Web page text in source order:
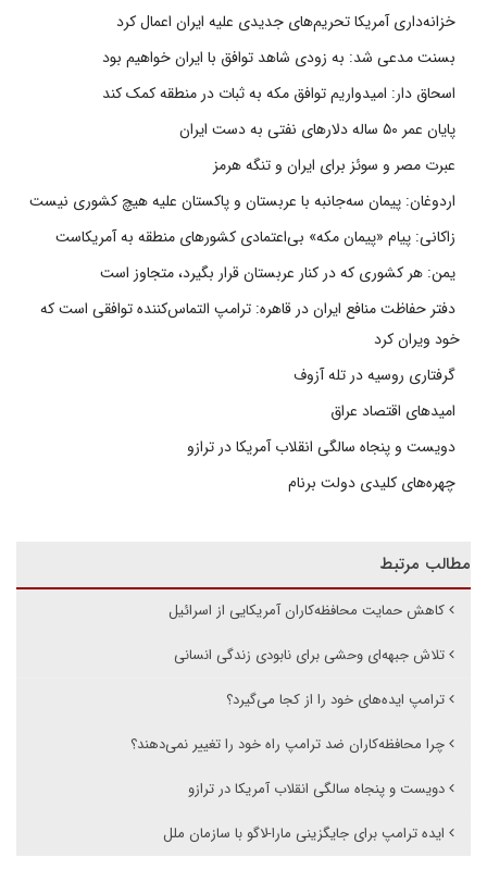
خزانه‌داری آمریکا تحریم‌های جدیدی علیه ایران اعمال کرد
بسنت مدعی شد: به زودی شاهد توافق با ایران خواهیم بود
اسحاق دار: امیدواریم توافق مکه به ثبات در منطقه کمک کند
پایان عمر ۵۰ ساله دلارهای نفتی به دست ایران
عبرت مصر و سوئز برای ایران و تنگه هرمز
اردوغان: پیمان سه‌جانبه با عربستان و پاکستان علیه هیچ کشوری نیست
زاکانی: پیام «پیمان مکه» بی‌اعتمادی کشورهای منطقه به آمریکاست
یمن: هر کشوری که در کنار عربستان قرار بگیرد، متجاوز است
دفتر حفاظت منافع ایران در قاهره: ترامپ التماس‌کننده توافقی است که
خود ویران کرد
گرفتاری روسیه در تله آزوف
امیدهای اقتصاد عراق
دویست و پنجاه سالگی انقلاب آمریکا در ترازو
چهره‌های کلیدی دولت برنام
مطالب مرتبط
کاهش حمایت محافظه‌کاران آمریکایی از اسرائیل
تلاش جبهه‌ای وحشی برای نابودی زندگی انسانی
ترامپ ایده‌های خود را از کجا می‌گیرد؟
چرا محافظه‌کاران ضد ترامپ راه خود را تغییر نمی‌دهند؟
دویست و پنجاه سالگی انقلاب آمریکا در ترازو
ایده ترامپ برای جایگزینی مارا-لاگو با سازمان ملل